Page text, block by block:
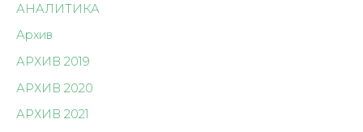
АНАЛИТИКА
Архив
АРХИВ 2019
АРХИВ 2020
АРХИВ 2021